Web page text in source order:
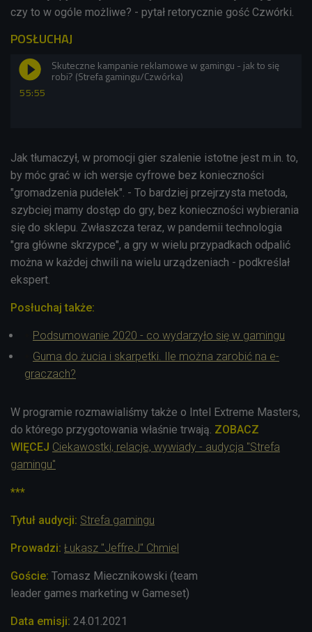
czy to w ogóle możliwe? - pytał retorycznie gość Czwórki.
POSŁUCHAJ
55:55
Skuteczne kampanie reklamowe w gamingu - jak to się
robi? (Strefa gamingu/Czwórka)
Jak tłumaczył, w promocji gier szalenie istotne jest m.in. to,
by móc grać w ich wersje cyfrowe bez konieczności
"gromadzenia pudełek". - To bardziej przejrzysta metoda,
szybciej mamy dostęp do gry, bez konieczności wybierania
się do sklepu. Zwłaszcza teraz, w pandemii technologia
"gra główne skrzypce", a gry w wielu przypadkach odpalić
można w każdej chwili na wielu urządzeniach - podkreślał
ekspert.
Posłuchaj także:
Podsumowanie 2020 - co wydarzyło się w gamingu
Guma do żucia i skarpetki. Ile można zarobić na e-
graczach?
W programie rozmawialiśmy także o Intel Extreme Masters,
do którego przygotowania właśnie trwają. ZOBACZ
WIĘCEJ Ciekawostki, relacje, wywiady - audycja "Strefa
gamingu"
***
Tytuł audycji: Strefa gamingu
Prowadzi: Łukasz "JeffreJ" Chmiel
Goście: Tomasz Miecznikowski (team
leader games marketing w Gameset)
Data emisji: 24.01 .2021